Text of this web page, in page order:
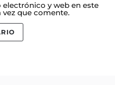
y web en este
vez que comente.